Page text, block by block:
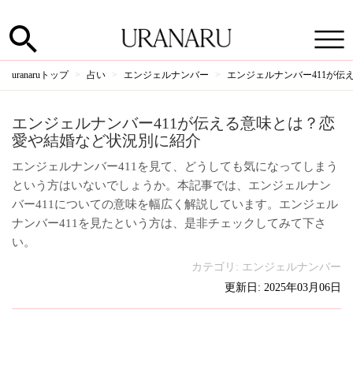
uranaruトップ 占い エンジェルナンバー エンジェルナンバー411が伝
エンジェルナンバー411が伝える意味とは？恋
愛や結婚など状況別に紹介
エンジェルナンバー411を見て、どうしても気になってしまう
という方はいないでしょうか。本記事では、エンジェルナン
バー411についての意味を幅広く解説しています。エンジェル
ナンバー411を見たという方は、是非チェックしてみて下さ
い。
カテゴリ: エンジェルナンバー
更新日: 2025年03月06日